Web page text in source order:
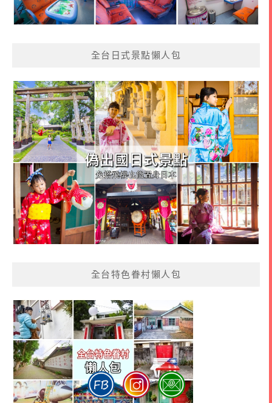
全台日式景點懶人包
全台特色眷村懶人包